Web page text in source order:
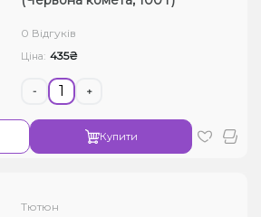
0 Відгуків
Ціна: 435₴
- +
Купити
Тютюн